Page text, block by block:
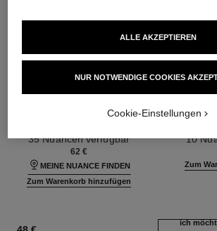
Ultra-langer Halt – Maximaler
Tragekomfort – Makelloses
35 Nuancen verfügbar
62 €
MEINE NUANCE FINDEN
Zum Warenkorb hinzufügen
Loser
10
Zum
ich
NUR NOTWENDIGE COOKIES
ALLE AKZEPTIEREN
Cookie-Einstellungen